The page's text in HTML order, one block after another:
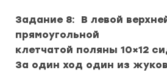
Задание 8: В левой
прямоугольной
клетчатой поляны 10×12
За один ход один из